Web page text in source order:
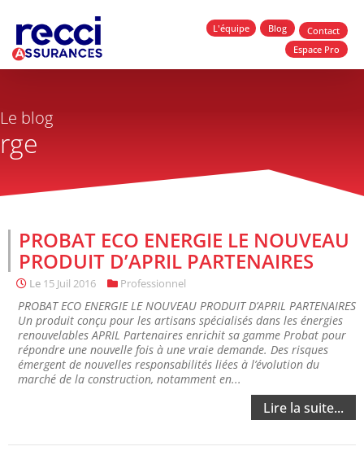
L'équipe Blog
Contact
Espace Pro
Le blog
rge
PROBAT ECO ENERGIE LE NOUVEAU
PRODUIT D’APRIL PARTENAIRES
Le 15 Juil 2016 Professionnel
PROBAT ECO ENERGIE LE NOUVEAU PRODUIT D’APRIL PARTENAIRES
Un produit conçu pour les artisans spécialisés dans les énergies
renouvelables APRIL Partenaires enrichit sa gamme Probat pour
répondre une nouvelle fois à une vraie demande. Des risques
émergent de nouvelles responsabilités liées à l’évolution du
marché de la construction, notamment en...
Lire la suite...